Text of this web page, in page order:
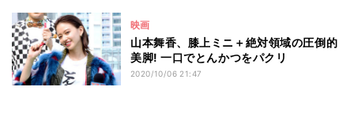
映画
山本舞香、膝上ミニ＋絶対領域の圧倒的
美脚! 一口でとんかつをパクリ
2020/10/06 21:47